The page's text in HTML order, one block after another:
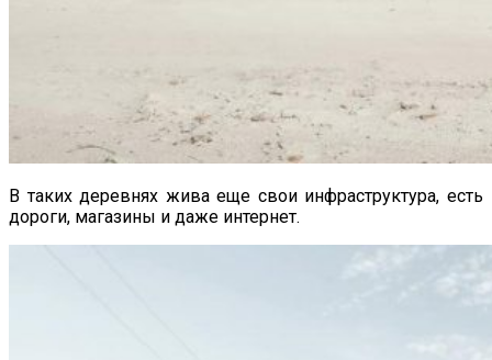
В таких деревнях жива еще свои инфраструктура, есть
дороги, магазины и даже интернет.